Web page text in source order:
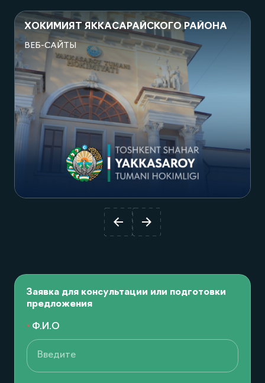
ХОКИМИЯТ ЯККАСАРАЙСКОГО РАЙОНА
ВЕБ-САЙТЫ
Посмотреть проект
Заявка для консультации или подготовки
предложения
Ф.И.О